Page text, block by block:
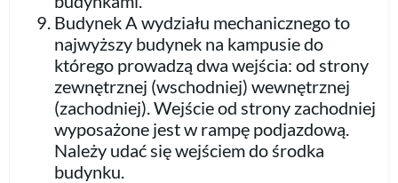
Budynek A wydziału mechanicznego to
najwyższy budynek na kampusie do
którego prowadzą dwa wejścia: od strony
zewnętrznej (wschodniej) wewnętrznej
(zachodniej). Wejście od strony zachodniej
wyposażone jest w rampę podjazdową.
Należy udać się wejściem do środka
budynku.